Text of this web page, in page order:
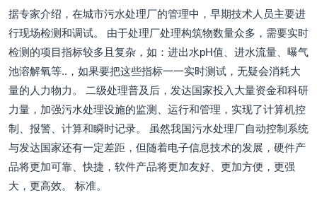
据专家介绍，在城市污水处理厂的管理中，早期技术人员主要进
行现场检测和调试。 由于处理厂处理构筑物数量众多，需要实时
检测的项目指标较多且复杂，如：进出水pH值、进水流量、曝气
池溶解氧等..，如果要把这些指标一一实时测试，无疑会消耗大
量的人力物力。 二级处理普及后，发达国家投入大量资金和科研
力量，加强污水处理设施的监测、运行和管理，实现了计算机控
制、报警、计算和瞬时记录。 虽然我国污水处理厂自动控制系统
与发达国家还有一定差距，但随着电子信息技术的发展，硬件产
品将更加可靠、快捷，软件产品将更加友好、更加方便，更强
大，更高效。 标准。